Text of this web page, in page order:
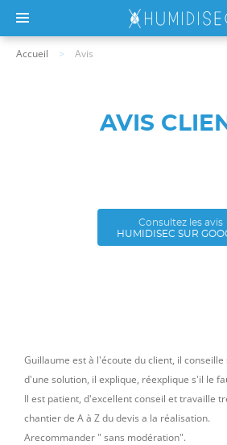
Accueil Avis
AVIS
Consultez les avis
HUMIDISEC SUR
Guillaume est à l'écoute du client, il
d'une solution, il explique, réexplique s'il le
Il est patient, d'excellent conseil et travaille
chantier de A à Z du devis a la réalisation.
Arecommander " sans modération".